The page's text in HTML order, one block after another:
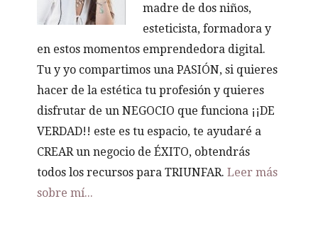
madre de dos niños,
esteticista, formadora y
en estos momentos emprendedora digital.
Tu y yo compartimos una PASIÓN, si quieres
hacer de la estética tu profesión y quieres
disfrutar de un NEGOCIO que funciona ¡¡DE
VERDAD!! este es tu espacio, te ayudaré a
CREAR un negocio de ÉXITO, obtendrás
todos los recursos para TRIUNFAR.Leer más
sobre mí...